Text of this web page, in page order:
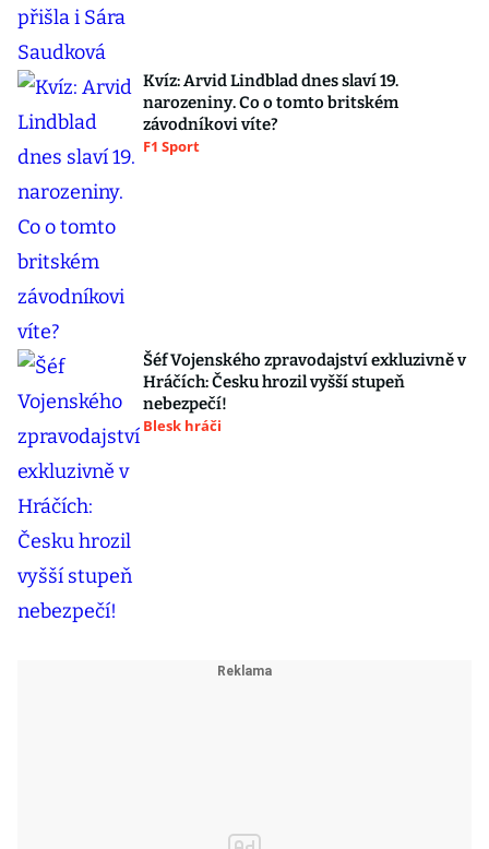
Kvíz: Arvid Lindblad dnes slaví 19.
narozeniny. Co o tomto britském
závodníkovi víte?
F1 Sport
Šéf Vojenského zpravodajství exkluzivně v
Hráčích: Česku hrozil vyšší stupeň
nebezpečí!
Blesk hráči